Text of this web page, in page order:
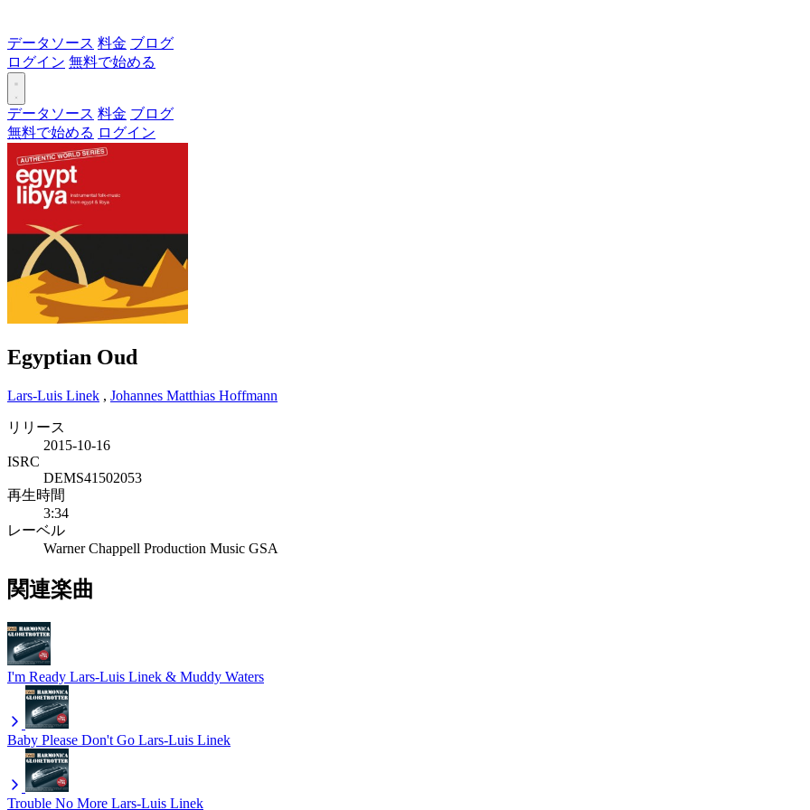
データソース 料金 ブログ
ログイン 無料で始める
データソース 料金 ブログ
無料で始める ログイン
Egyptian Oud
Lars-Luis Linek , Johannes Matthias Hoffmann
リリース
2015-10-16
ISRC
DEMS41502053
再生時間
3:34
レーベル
Warner Chappell Production Music GSA
関連楽曲
I'm Ready Lars-Luis Linek & Muddy Waters
Baby Please Don't Go Lars-Luis Linek
Trouble No More Lars-Luis Linek